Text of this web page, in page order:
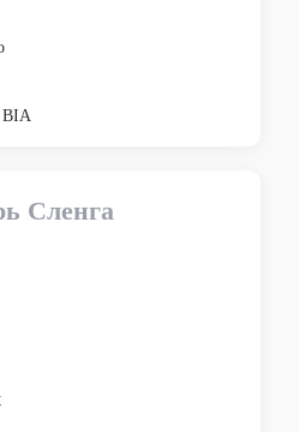
BIA
Сленга